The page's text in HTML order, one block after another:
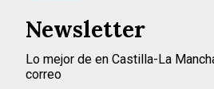
Newsletter
Lo mejor de en Castilla-La
correo